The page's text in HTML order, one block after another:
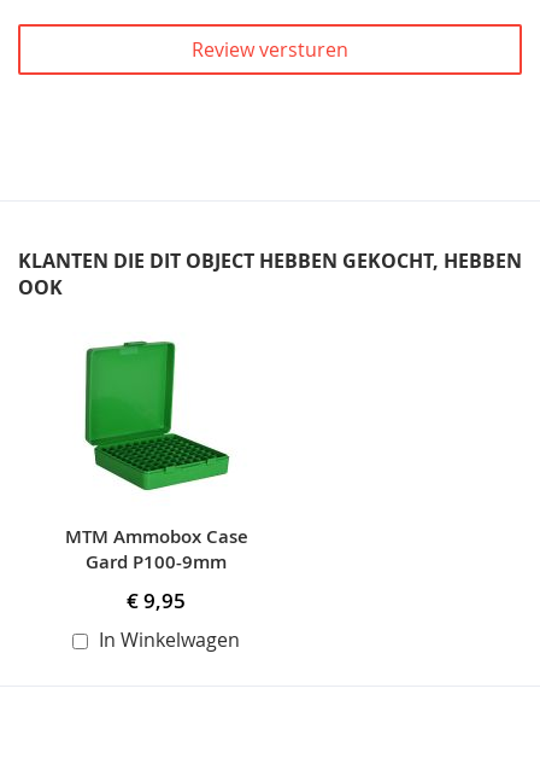
Review versturen
KLANTEN DIE DIT OBJECT HEBBEN GEKOCHT, HEBBEN
OOK
carousel
MTM Ammobox Case
Gard P100-9mm
€ 9,95
In Winkelwagen